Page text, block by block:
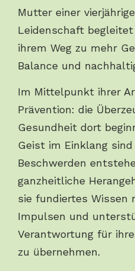
Mutter einer
Leidenschaft
ihrem Weg zu mehr
Balance und
Im Mittelpunkt ihrer
Prävention: die
Gesundheit dort
Geist im Einklang
Beschwerden
ganzheitliche
sie fundiertes
Impulsen und
Verantwortung für
zu übernehmen.